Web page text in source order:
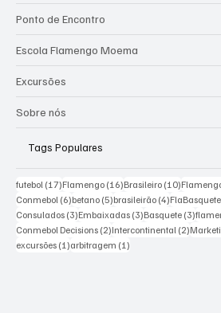
Ponto de Encontro
Escola Flamengo Moema
Excursões
Sobre nós
Tags Populares
futebol (17)17 posts
Flamengo (16)16 posts
Brasileiro (10)10 posts
Conmebol (6)6 posts
betano (5)5 posts
brasileirão (4)4 posts
FlaBasquete
Consulados (3)3 posts
Embaixadas (3)3 posts
Basquete (3)3 posts
Conmebol Decisions (2)2 posts
Intercontinental (2)2 posts
excursões (1)1 post
arbitragem (1)